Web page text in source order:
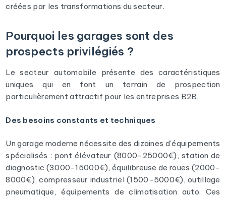
créées par les transformations du secteur.
Pourquoi les garages sont des
prospects privilégiés ?
Le secteur automobile présente des caractéristiques
uniques qui en font un terrain de prospection
particulièrement attractif pour les entreprises B2B.
Des besoins constants et techniques
Un garage moderne nécessite des dizaines d'équipements
spécialisés : pont élévateur (8000-25000€), station de
diagnostic (3000-15000€), équilibreuse de roues (2000-
8000€), compresseur industriel (1500-5000€), outillage
pneumatique, équipements de climatisation auto. Ces